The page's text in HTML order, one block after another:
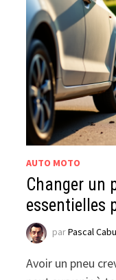
AUTO MOTO
Changer un
essentielles
parPascal
Avoir un pneu